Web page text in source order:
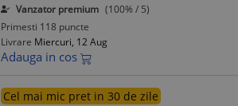
Vanzator premium (100% / 5)
Primesti 118 puncte
Livrare Miercuri, 12 Aug
Adauga in cos
Cel mai mic pret in 30 de zile